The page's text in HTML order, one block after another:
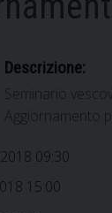
Descrizione:
Seminario
Aggiornamento
09:30
15:00